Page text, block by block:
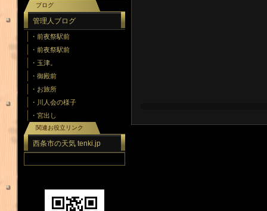
ブログ
管理人ブログ
・前夜祭駅前
・前夜祭駅前
・玉津。
・御殿前
・お旅所
・川人会の様子
・宮出し
関連お役立リンク
西条市の天気 tenki.jp